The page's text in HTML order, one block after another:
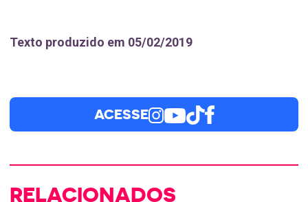
Texto produzido em 05/02/2019
ACESSE
RELACIONADOS